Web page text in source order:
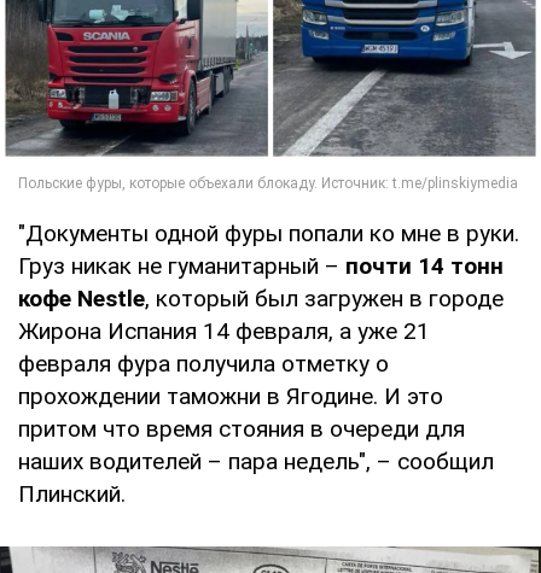
"Документы одной фуры попали ко мне в руки.
Груз никак не гуманитарный – почти 14 тонн
кофе Nestle, который был загружен в городе
Жирона Испания 14 февраля, а уже 21
февраля фура получила отметку о
прохождении таможни в Ягодине. И это
притом что время стояния в очереди для
наших водителей – пара недель", – сообщил
Плинский.